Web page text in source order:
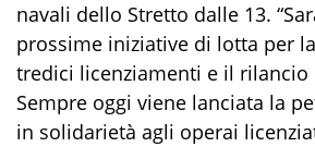
navali dello Stretto dalle 13.
prossime iniziative di lotta per
tredici licenziamenti e il
Sempre oggi viene lanciata la
in solidarietà agli operai